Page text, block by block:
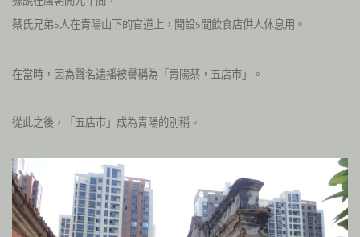
蔡氏兄弟5人在青陽山下的官道上，開設5間飲食店供人休息用。
在當時，因為聲名遠播被譽稱為「青陽蔡，五店市」。
從此之後，「五店市」成為青陽的別稱。